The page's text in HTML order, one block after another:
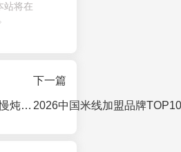
站将在
2026砂锅加盟品牌TOP10深度解析：谁在“慢炖”赛道跑出加速度？
下一篇